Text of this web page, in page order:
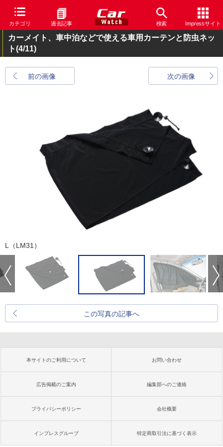
カテゴリ 過去記事 検索 Impressサイト
カーメイト、車中泊などで使える車用カーテンと防虫ネッ
ト(4/11)
前の画像 次の画像
L（LM31）
この写真の記事へ
本サイトのご利用について お問い合わせ
広告掲載のご案内 編集部へのご連絡
プライバシーポリシー 会社概要
インプレスグループ 特定商取引法に基づく表示